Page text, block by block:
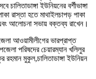
ইউনিয়নের বর্শীভাঙ্গা
রাস্তা হতে মাথাইলচাপড় পাকা
আলোচনা সভায় বক্তব্য রাখেন।
আওয়ামীলীগের ভারপ্রাপ্ত
পরিষদের চেয়ারম্যান খলিলুর
রহমান মুকুল,চালিতাডাঙ্গা ইউনিয়ন